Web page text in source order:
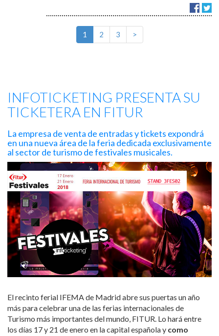
1 2 3 >
INFOTICKETING PRESENTA SU
TICKETERA EN FITUR
La empresa de venta de entradas y tickets expondrá
en una nueva área de la feria dedicada exclusivamente
al sector de turismo de festivales musicales.
El recinto ferial IFEMA de Madrid abre sus puertas un año
más para celebrar una de las ferias internacionales de
Turismo más importantes del mundo, FITUR. Lo hará entre
los días 17 y 21 de enero en la capital española y como